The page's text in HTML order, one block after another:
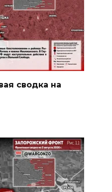
сводка на